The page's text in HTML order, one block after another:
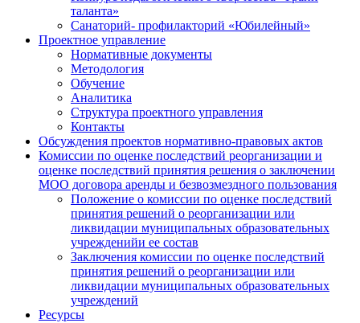
таланта»
Санаторий- профилакторий «Юбилейный»
Проектное управление
Нормативные документы
Методология
Обучение
Аналитика
Структура проектного управления
Контакты
Обсуждения проектов нормативно-правовых актов
Комиссии по оценке последствий реорганизации и
оценке последствий принятия решения о заключении
МОО договора аренды и безвозмездного пользования
Положение о комиссии по оценке последствий
принятия решений о реорганизации или
ликвидации муниципальных образовательных
учрежденийи ее состав
Заключения комиссии по оценке последствий
принятия решений о реорганизации или
ликвидации муниципальных образовательных
учреждений
Ресурсы